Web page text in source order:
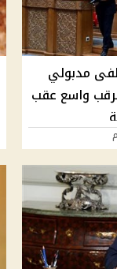
مدبولي
واسع عقب